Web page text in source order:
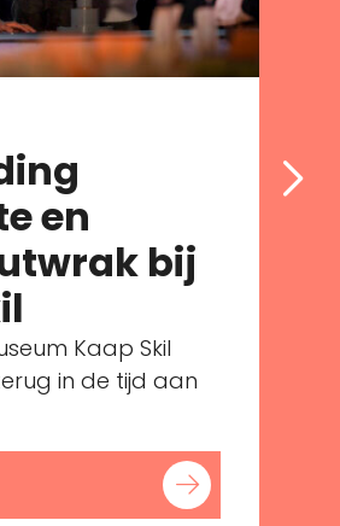
en
bij
Kaap Skil
in de tijd aan